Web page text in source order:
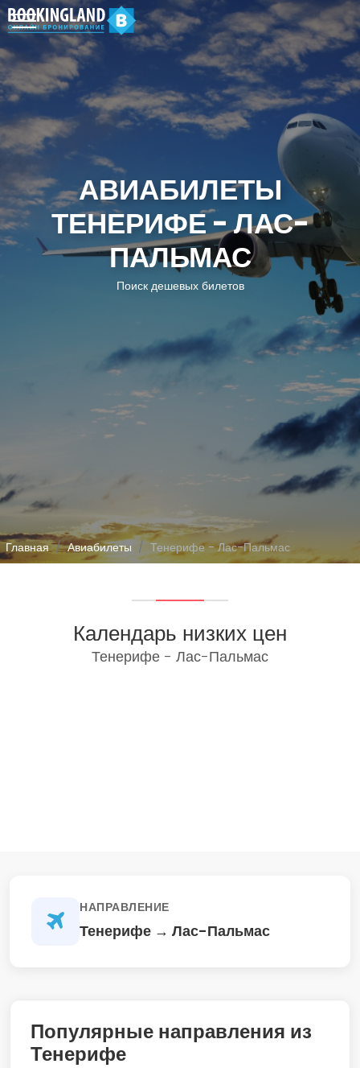
АВИАБИЛЕТЫ
ТЕНЕРИФЕ - ЛАС-
ПАЛЬМАС
Поиск дешевых билетов
Главная Авиабилеты Тенерифе - Лас-Пальмас
Календарь низких цен
Тенерифе - Лас-Пальмас
НАПРАВЛЕНИЕ
Тенерифе → Лас-Пальмас
Популярные направления из
Тенерифе